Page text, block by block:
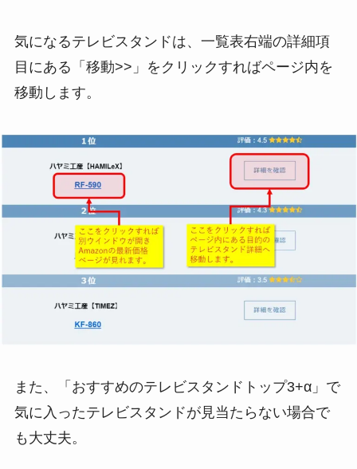
気になるテレビスタンドは、一覧表右端の詳細項
目にある 「 移動>> 」をクリックすればページ内を
移動 します。
また、「おすすめのテレビスタンドトップ3+α」で
気に入ったテレビスタンドが見当たらない場合で
も大丈夫。